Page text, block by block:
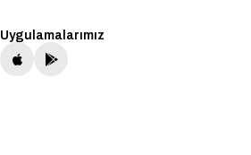
Uygulamalarımız